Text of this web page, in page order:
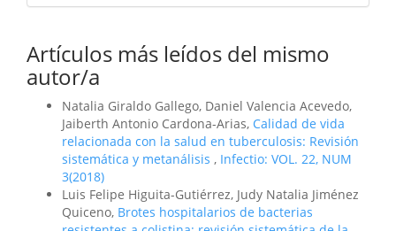
Artículos más leídos del mismo
autor/a
Natalia Giraldo Gallego, Daniel Valencia Acevedo,
Jaiberth Antonio Cardona-Arias, Calidad de vida
relacionada con la salud en tuberculosis: Revisión
sistemática y metanálisis , Infectio: VOL. 22, NUM
3(2018)
Luis Felipe Higuita-Gutiérrez, Judy Natalia Jiménez
Quiceno, Brotes hospitalarios de bacterias